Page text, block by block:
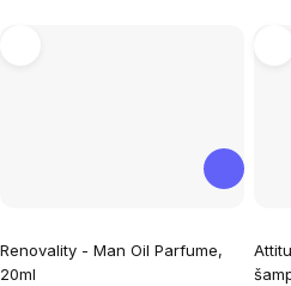
Renovality - Man Oil Parfume,
20ml